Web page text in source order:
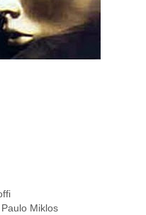
Miklos